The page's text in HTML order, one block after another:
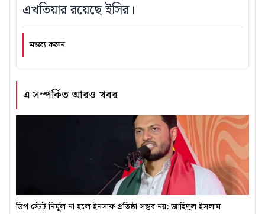
এ সম্পর্কিত আরও খবর
ডিপ স্টেট নির্মূল না হলে ইনসাফ প্রতিষ্ঠা সম্ভব নয়: জাহিদুল ইসলাম
এখতিয়ার রয়েছে ইসির।
মন্তব্য করুন